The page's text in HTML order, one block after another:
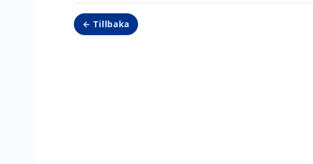
← Tillbaka